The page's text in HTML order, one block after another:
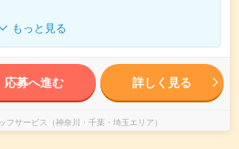
もっと見る
応募へ進む 詳しく見る
フサービス（神奈川・千葉・埼玉エリア）